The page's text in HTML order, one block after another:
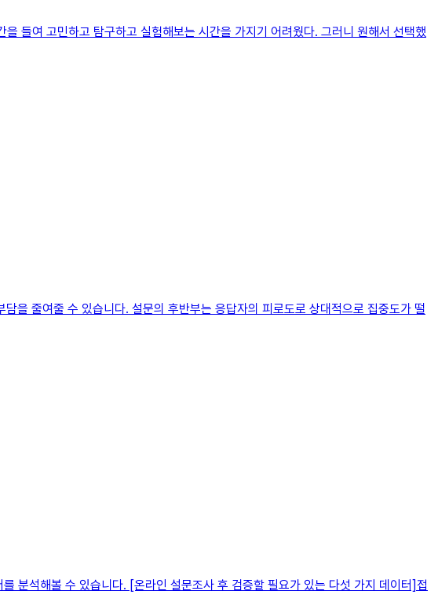
들여 고민하고 탐구하고 실험해보는 시간을 가지기 어려웠다. 그러니 원해서 선택했
을 줄여줄 수 있습니다. 설문의 후반부는 응답자의 피로도로 상대적으로 집중도가 떨
분석해볼 수 있습니다. [온라인 설문조사 후 검증할 필요가 있는 다섯 가지 데이터]접